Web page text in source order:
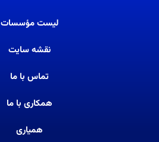
لیست مؤسسات
نقشه سایت
تماس با ما
همکاری با ما
همیاری